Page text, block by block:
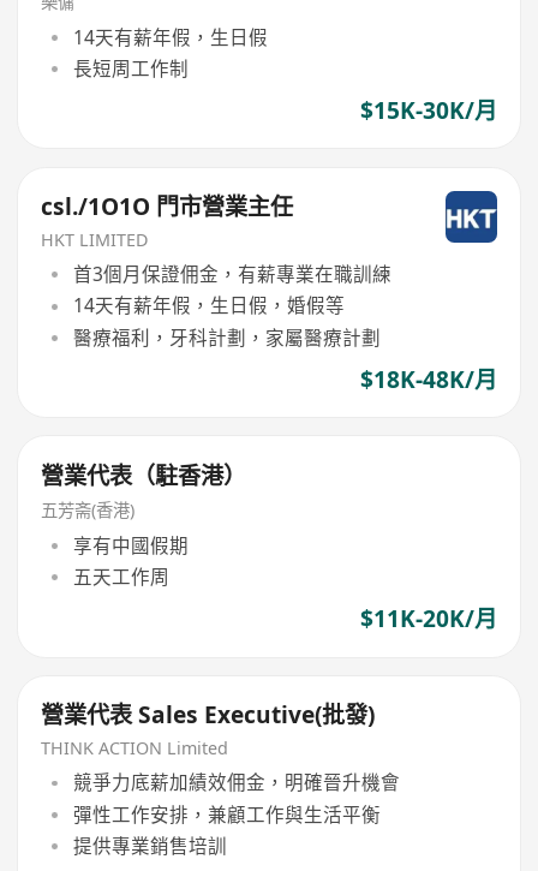
14天有薪年假，生日假
長短周工作制
$15K-30K/月
csl./1O1O 門市營業主任
HKT LIMITED
首3個月保證佣金，有薪專業在職訓練
14天有薪年假，生日假，婚假等
醫療福利，牙科計劃，家屬醫療計劃
$18K-48K/月
營業代表（駐香港）
五芳斋(香港)
享有中國假期
五天工作周
$11K-20K/月
營業代表 Sales Executive(批發)
THINK ACTION Limited
競爭力底薪加績效佣金，明確晉升機會
彈性工作安排，兼顧工作與生活平衡
提供專業銷售培訓